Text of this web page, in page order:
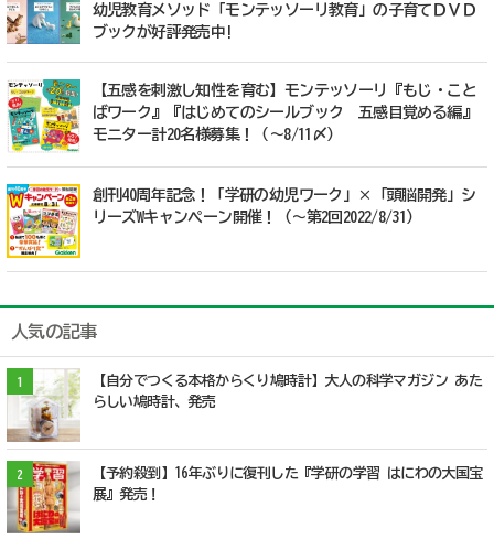
幼児教育メソッド「モンテッソーリ教育」の子育てＤＶＤ
ブックが好評発売中!
【五感を刺激し知性を育む】モンテッソーリ『もじ・こと
ばワーク』『はじめてのシールブック 五感目覚める編』
モニター計20名様募集！（〜8/11〆）
創刊40周年記念！「学研の幼児ワーク」×「頭脳開発」シ
リーズWキャンペーン開催！（～第2回2022/8/31）
人気の記事
1
【自分でつくる本格からくり鳩時計】大人の科学マガジン あた
らしい鳩時計、発売
2
【予約殺到】16年ぶりに復刊した『学研の学習 はにわの大国宝
展』発売！